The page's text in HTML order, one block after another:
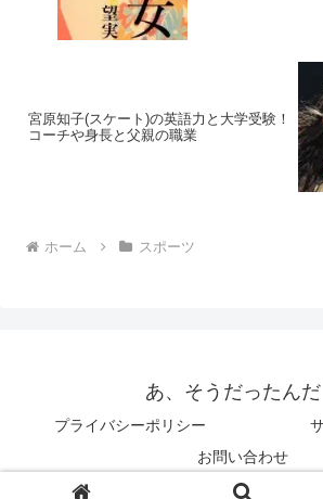
宮原知子(スケート)の英語力と大学受験！
コーチや身長と父親の職業
ホーム スポーツ
あ、そうだったんだ
プライバシーポリシー
お問い合わせ
© 2014 あ、そうだったん